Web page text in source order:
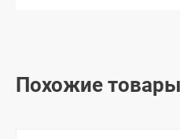
Похожие товары